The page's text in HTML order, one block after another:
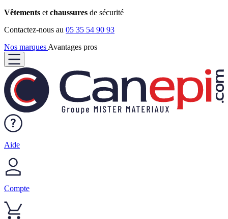
Vêtements et chaussures de sécurité
Contactez-nous au 05 35 54 90 93
Nos marques Avantages pros
Aide
Compte